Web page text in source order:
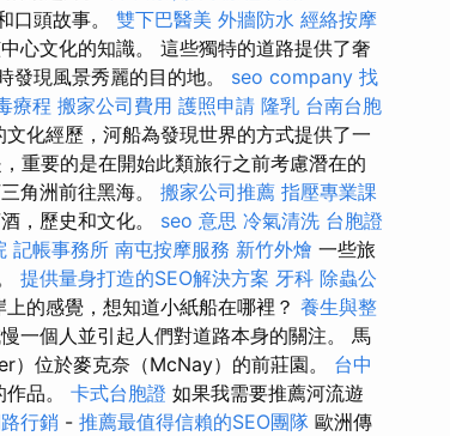
口頭故事。 雙下巴醫美 外牆防水 經絡按摩
心文化的知識。 這些獨特的道路提供了奢
發現風景秀麗的目的地。 seo company 找
療程 搬家公司費用 護照申請 隆乳 台南台胞
化經歷，河船為發現世界的方式提供了一
重要的是在開始此類旅行之前考慮潛在的
角洲前往黑海。 搬家公司推薦 指壓專業課
，歷史和文化。 seo 意思 冷氣清洗 台胞證
記帳事務所 南屯按摩服務 新竹外燴 一些旅
提供量身打造的SEO解決方案 牙科 除蟲公
的感覺，想知道小紙船在哪裡？ 養生與整
一個人並引起人們對道路本身的關注。 馬
）位於麥克奈（McNay）的前莊園。 台中
品。 卡式台胞證 如果我需要推薦河流遊
行銷 - 推薦最值得信賴的SEO團隊 歐洲傳